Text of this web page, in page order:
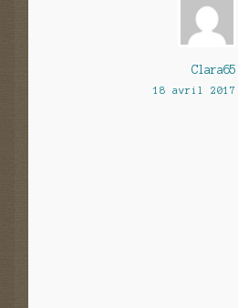
Clara65
18 avril 2017